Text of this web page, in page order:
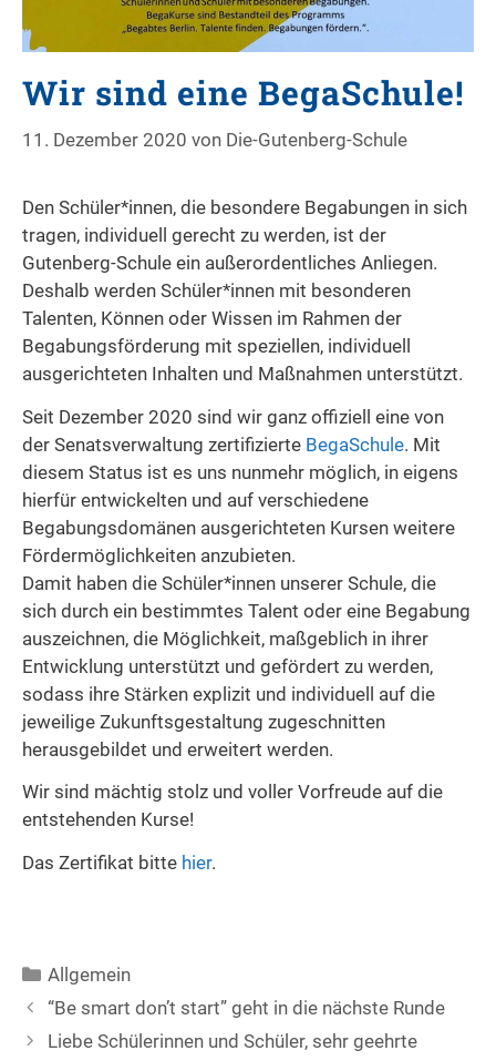
Wir sind eine BegaSchule!
11. Dezember 2020 von Die-Gutenberg-Schule
Den Schüler*innen, die besondere Begabungen in sich
tragen, individuell gerecht zu werden, ist der
Gutenberg-Schule ein außerordentliches Anliegen.
Deshalb werden Schüler*innen mit besonderen
Talenten, Können oder Wissen im Rahmen der
Begabungsförderung mit speziellen, individuell
ausgerichteten Inhalten und Maßnahmen unterstützt.
Seit Dezember 2020 sind wir ganz offiziell eine von
der Senatsverwaltung zertifizierte BegaSchule. Mit
diesem Status ist es uns nunmehr möglich, in eigens
hierfür entwickelten und auf verschiedene
Begabungsdomänen ausgerichteten Kursen weitere
Fördermöglichkeiten anzubieten.
Damit haben die Schüler*innen unserer Schule, die
sich durch ein bestimmtes Talent oder eine Begabung
auszeichnen, die Möglichkeit, maßgeblich in ihrer
Entwicklung unterstützt und gefördert zu werden,
sodass ihre Stärken explizit und individuell auf die
jeweilige Zukunftsgestaltung zugeschnitten
herausgebildet und erweitert werden.
Wir sind mächtig stolz und voller Vorfreude auf die
entstehenden Kurse!
Das Zertifikat bitte hier.
Kategorien
Allgemein
Beitrags-
Navigation
“Be smart don’t start” geht in die nächste Runde
Liebe Schülerinnen und Schüler, sehr geehrte